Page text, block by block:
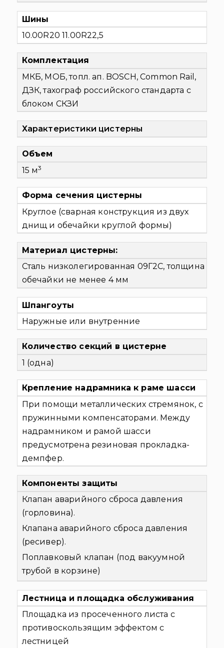
Шины
10.00R20 11.00R22,5
Комплектация
МКБ, МОБ, топл. ап. BOSCH, Common Rail,
ДЗК, тахограф российского стандарта с
блоком СКЗИ
Характеристики цистерны
Объем
15 м3
Форма сечения цистерны
Круглое (сварная конструкция из двух
днищ и обечайки круглой формы)
Материал цистерны:
Сталь низколегированная 09Г2С, толщина
обечайки не менее 4 мм
Шпангоуты
Наружные или внутренние
Количество секций в цистерне
1 (одна)
Крепление надрамника к раме шасси
При помощи металлических стремянок, с
пружинными компенсаторами. Между
надрамником и рамой шасси
предусмотрена резиновая прокладка-
демпфер.
Компоненты защиты
Клапан аварийного сброса давления
(горловина).
Клапана аварийного сброса давления
(ресивер).
Поплавковый клапан (под вакуумной
трубой в корзине)
Лестница и площадка обслуживания
Площадка из просеченного листа с
противоскользящим эффектом с
лестницей